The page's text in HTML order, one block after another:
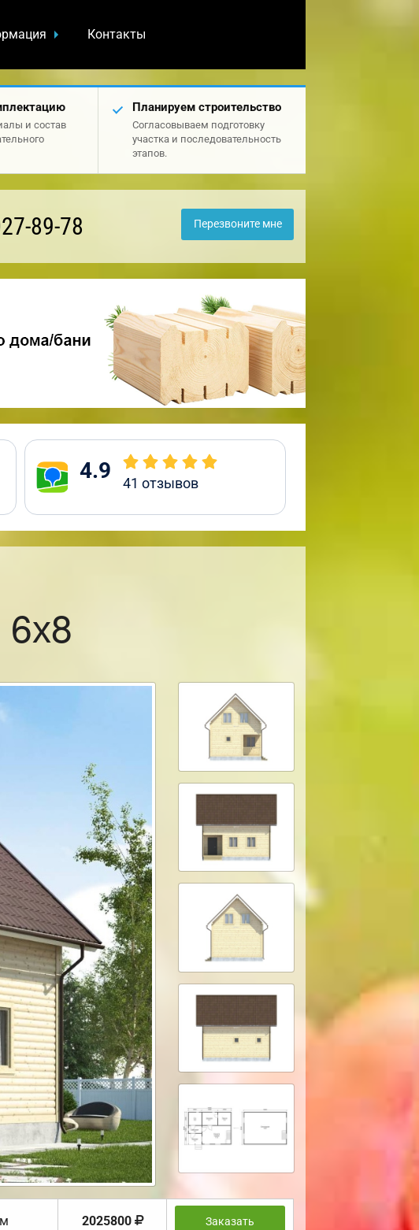
Контакты
и состав
Планируем строительство
Согласовываем подготовку
участка и последовательность
этапов.
89-78 Перезвоните мне
4.9 41 отзывов
2025800 Заказать